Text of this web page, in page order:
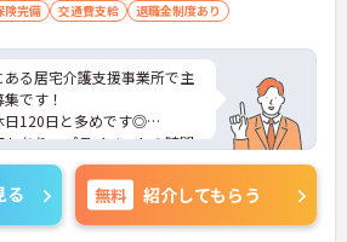
険完備 交通費支給 退職金制度あり
る居宅介護支援事業所で主
です！
日120日と多めです◎
あり、プライベートの時間
接対策ポイントなど、さら
すのでお気軽にご相談くだ
る 無料 紹介してもらう